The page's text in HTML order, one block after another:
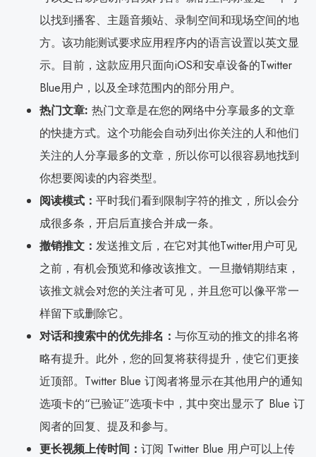
以找到播客、主题音频站、录制空间和现场空间的地
方。该功能测试要求应用程序内的语言设置以英文显
示。目前，这款应用只面向iOS和安卓设备的Twitter
Blue用户，以及全球范围内的部分用户。
热门文章: 热门文章是在您的网络中分享最多的文章
的快捷方式。这个功能会自动列出你关注的人和他们
关注的人分享最多的文章，所以你可以很容易地找到
你想要阅读的内容类型。
阅读模式： 平时我们看到限制字符的推文，所以会分
成很多条，开启后直接合并成一条。
撤销推文： 发送推文后，在它对其他Twitter用户可见
之前，有机会预览和修改该推文。一旦撤销期结束，
该推文就会对您的关注者可见，并且您可以像平常一
样留下或删除它。
对话和搜索中的优先排名： 与你互动的推文的排名将
略有提升。此外，您的回复将获得提升，使它们更接
近顶部。Twitter Blue 订阅者将显示在其他用户的通知
选项卡的“已验证”选项卡中，其中突出显示了 Blue 订
阅者的回复、提及和参与。
更长视频上传时间： 订阅 Twitter Blue 用户可以上传